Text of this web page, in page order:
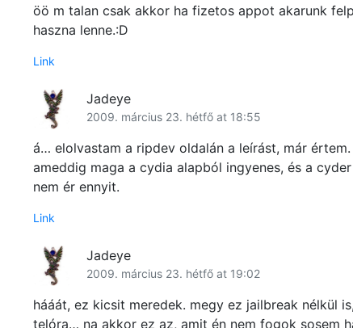
öö m talan csak akkor ha fizetos appot akarunk
haszna lenne.:D
Link
Jadeye
2009. március 23. hétfő at 18:55
á… elolvastam a ripdev oldalán a leírást, már
ameddig maga a cydia alapból ingyenes, és a
nem ér ennyit.
Link
Jadeye
2009. március 23. hétfő at 19:02
hááát, ez kicsit meredek. megy ez jailbreak nélkül
telóra… na akkor ez az, amit én nem fogok sosem